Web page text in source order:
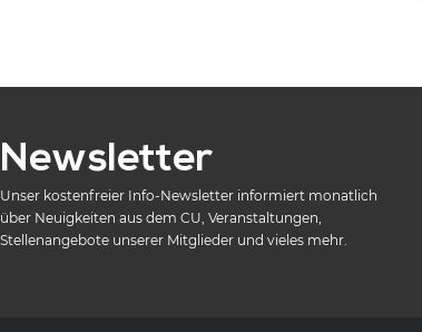
Newsletter
Unser kostenfreier Info-Newsletter informiert monatlich
über Neuigkeiten aus dem CU, Veranstaltungen,
Stellenangebote unserer Mitglieder und vieles mehr.